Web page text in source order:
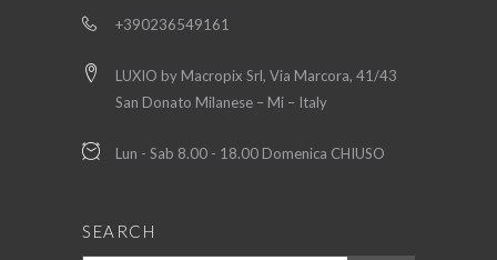
+390236549161
LUXIO by Macropix Srl, Via Marcora, 41/43
San Donato Milanese – Mi – Italy
Lun - Sab 8.00 - 18.00 Domenica CHIUSO
SEARCH